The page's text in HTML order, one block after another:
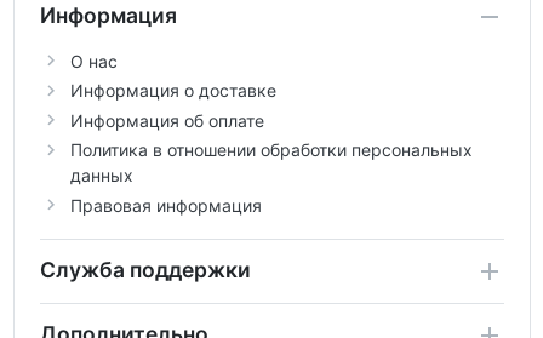
Информация
О нас
Информация о доставке
Информация об оплате
Политика в отношении обработки персональных
данных
Правовая информация
Служба поддержки